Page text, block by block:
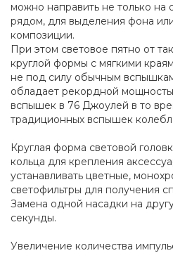
можно направить не только на
рядом, для выделения фона
композиции.
При этом световое пятно от
круглой формы с мягкими
не под силу обычным
обладает рекордной
вспышек в 76 Джоулей в то
традиционных вспышек
Круглая форма световой
кольца для крепления
устанавливать цветные,
светофильтры для получения
Замена одной насадки на
секунды.
Увеличение количества